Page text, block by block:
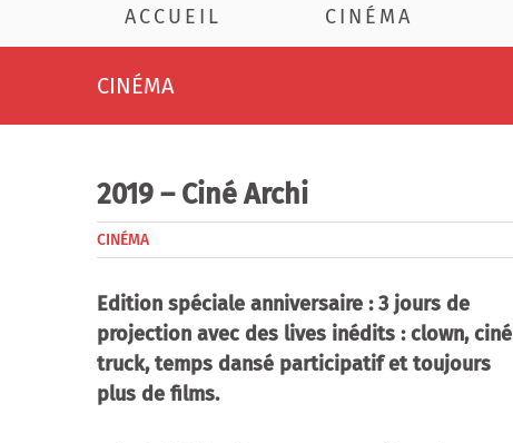
ACCUEIL CINÉMA
CINÉMA
2019 – Ciné Archi
CINÉMA
Edition spéciale anniversaire : 3 jours de
projection avec des lives inédits : clown, ciné
truck, temps dansé participatif et toujours
plus de films.